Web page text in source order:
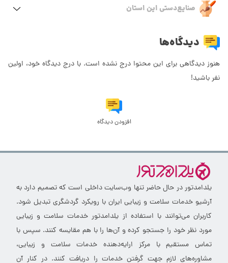
هنوز دیدگاهی برای این محتوا درج نشده است. با درج دیدگاه خود، اولین
یلدامدتور در حال حاضر تنها وب‌سایت داخلی است که تصمیم دارد به
آرشیو خدمات سلامت و زیبایی ایران با رویکرد گردشگری تبدیل شود.
کاربران می‌توانند با استفاده از یلدامدتور خدمات سلامت و زیبایی
مورد نظر خود را جستجو کرده و آن‌ها را با هم مقایسه کنند. سپس با
تماس مستقیم با مرکز ارایه‌دهنده خدمات سلامت و زیبایی،